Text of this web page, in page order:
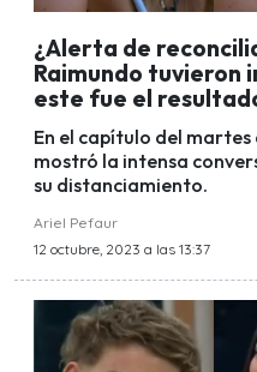
¿Alerta de
Raimundo tuvieron
este fue el
En el capítulo del martes
mostró la intensa
su distanciamiento.
Ariel Pefaur
12 octubre, 2023 a las 13:37